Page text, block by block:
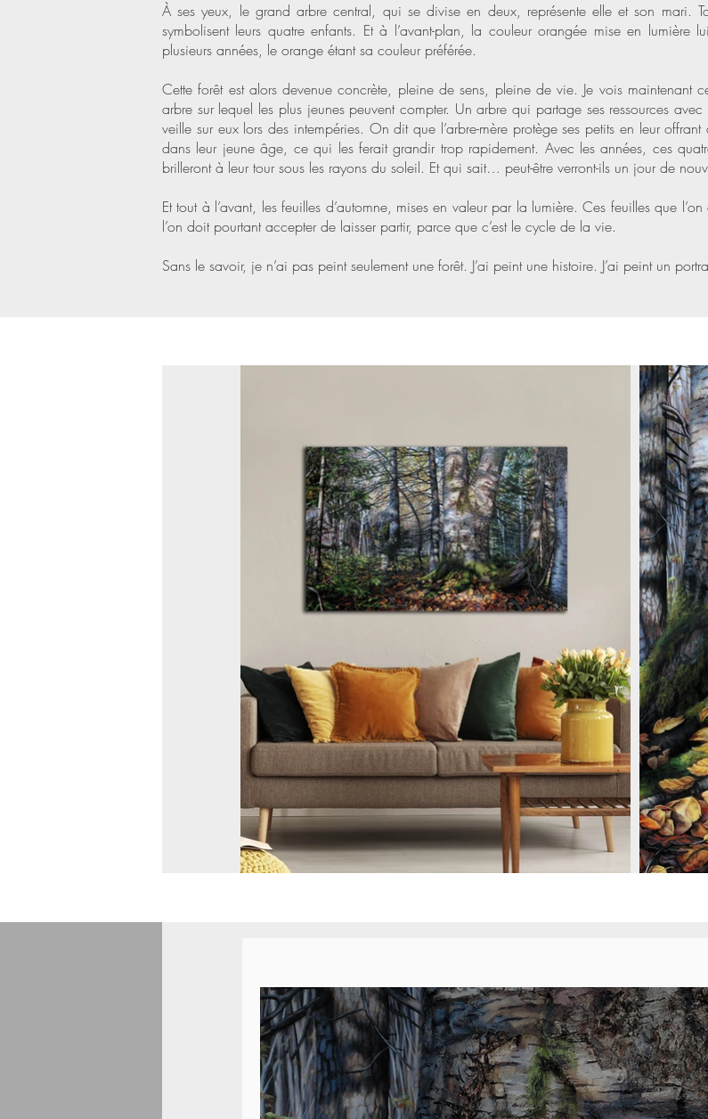
À ses yeux, le grand arbre central, qui se divise en deux, représente elle et son mari.
symbolisent leurs quatre enfants. Et à l’avant-plan, la couleur orangée mise en lumière
plusieurs années, le orange étant sa couleur préférée.
Cette forêt est alors devenue concrète, pleine de sens, pleine de vie. Je vois
arbre sur lequel les plus jeunes peuvent compter. Un arbre qui partage ses ressources
veille sur eux lors des intempéries. On dit que l’arbre-mère protège ses petits en leur
dans leur jeune âge, ce qui les ferait grandir trop rapidement. Avec les années, ces
brilleront à leur tour sous les rayons du soleil. Et qui sait… peut-être verront-ils un jour de
Et tout à l’avant, les feuilles d’automne, mises en valeur par la lumière. Ces feuilles que
l’on doit pourtant accepter de laisser partir, parce que c’est le cycle de la vie.
Sans le savoir, je n’ai pas peint seulement une forêt. J’ai peint une histoire. J’ai peint un